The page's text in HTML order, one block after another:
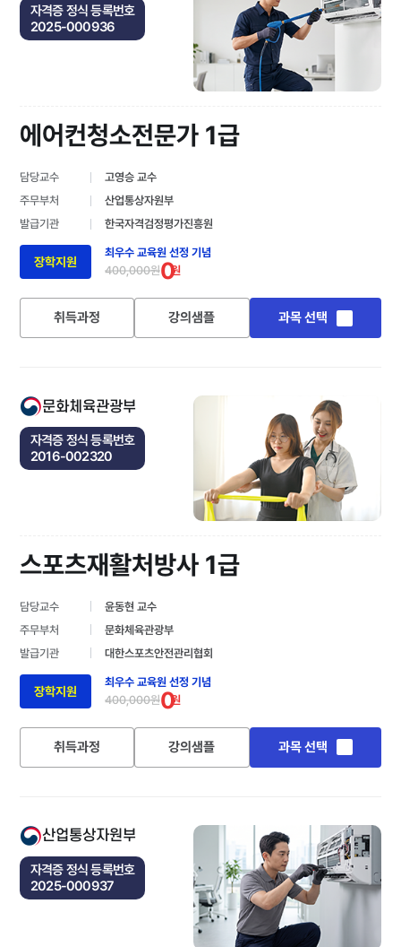
자격증 정식 등록번호
2025-000936
에어컨청소전문가 1급
담당교수
고영승 교수
주무부처
산업통상자원부
발급기관
한국자격검정평가진흥원
장학지원
최우수 교육원 선정 기념
400,000원0원
취득과정 강의샘플 과목 선택
문화체육관광부
자격증 정식 등록번호
2016-002320
스포츠재활처방사 1급
담당교수
윤동현 교수
주무부처
문화체육관광부
발급기관
대한스포츠안전관리협회
장학지원
최우수 교육원 선정 기념
400,000원0원
취득과정 강의샘플 과목 선택
산업통상자원부
자격증 정식 등록번호
2025-000937